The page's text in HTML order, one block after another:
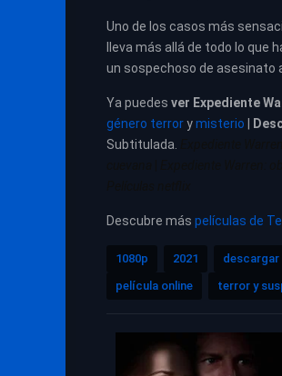
Uno de los casos más
lleva más allá de todo lo que
un sospechoso de asesinato
Ya puedes ver Expediente
género terrorymisterio
Subtitulada.
Descubre más películas de
1080p 2021
película online
terror y